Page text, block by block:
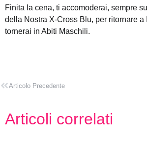
Finita la cena, ti accomoderai, sempre
della Nostra X-Cross Blu, per ritornare a
tornerai in Abiti Maschili.
Articolo Precedente
Articoli correlati